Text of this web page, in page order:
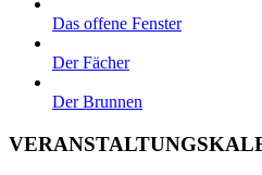
Das offene Fenster
Der Fächer
Der Brunnen